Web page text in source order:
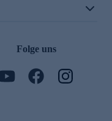
Folge uns